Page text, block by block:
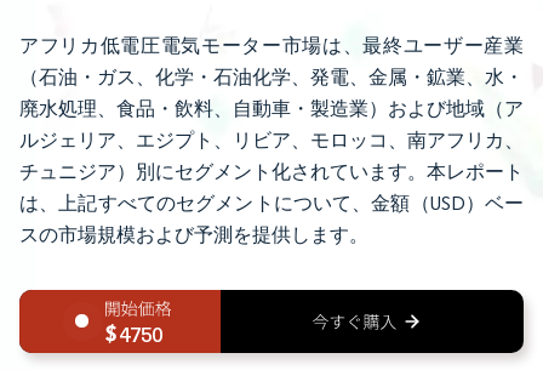
アフリカ低電圧電気モーター市場は、最終ユーザー産業
（石油・ガス、化学・石油化学、発電、金属・鉱業、水・
廃水処理、食品・飲料、自動車・製造業）および地域（ア
ルジェリア、エジプト、リビア、モロッコ、南アフリカ、
チュニジア）別にセグメント化されています。本レポート
は、上記すべてのセグメントについて、金額（USD）ベー
スの市場規模および予測を提供します。
4750